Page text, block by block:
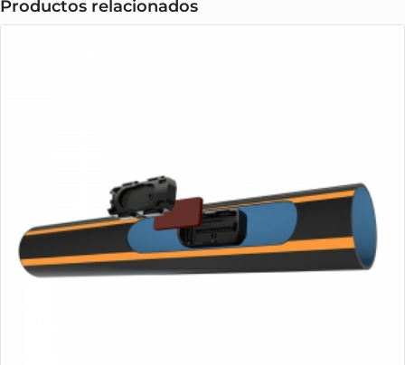
Productos relacionados